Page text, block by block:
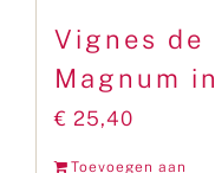
Vignes de
Magnum
€ 25,40
Toevoegen aan